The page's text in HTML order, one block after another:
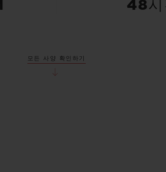
48시
모든 사양 확인하기